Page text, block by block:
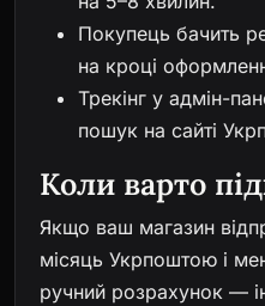
Покупець бачить
на кроці
Трекінг у адмін-
пошук на сайті
Коли варто
Якщо ваш магазин
місяць Укрпоштою і
ручний розрахунок —